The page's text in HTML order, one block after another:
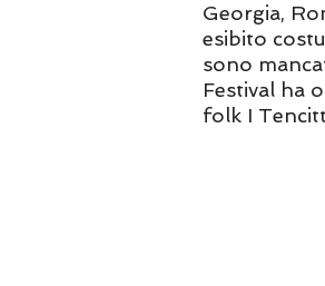
Georgia,
esibito
sono
Festival ha
folk I